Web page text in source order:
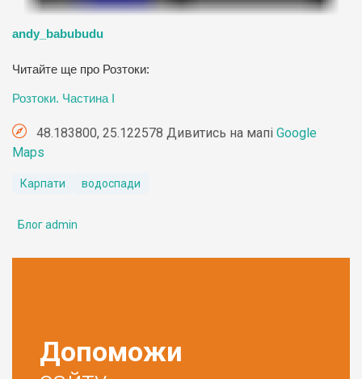
andy_babubudu
Читайте ще про Розтоки:
Розтоки. Частина І
48.183800, 25.122578 Дивитись на мапі Google
Maps
Карпати водоспади
Блог admin
Допоможи